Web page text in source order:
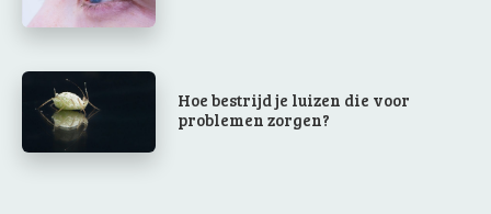
Hoe bestrijd je luizen die voor
problemen zorgen?